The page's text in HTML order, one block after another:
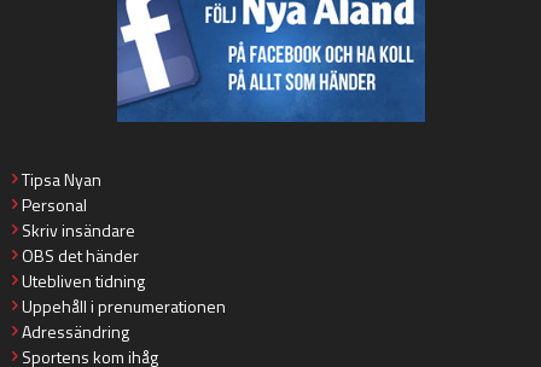
Tipsa Nyan
Personal
Skriv insändare
OBS det händer
Utebliven tidning
Uppehåll i prenumerationen
Adressändring
Sportens kom ihåg